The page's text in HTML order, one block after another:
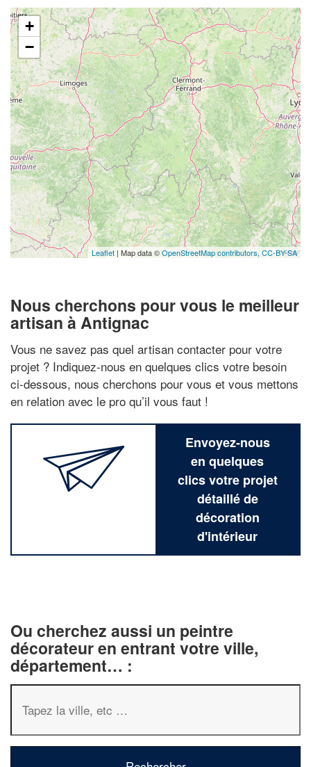
+
−
Leaflet | Map data ©OpenStreetMap contributors, CC-BY-SA
Nous cherchons pour vous le meilleur
artisan à Antignac
Vous ne savez pas quel artisan contacter pour votre
projet ? Indiquez-nous en quelques clics votre besoin
ci-dessous, nous cherchons pour vous et vous mettons
en relation avec le pro qu’il vous faut !
Envoyez-nous
en quelques
clics votre projet
détaillé de
décoration
d'intérieur
Ou cherchez aussi un peintre
décorateur en entrant votre ville,
département… :